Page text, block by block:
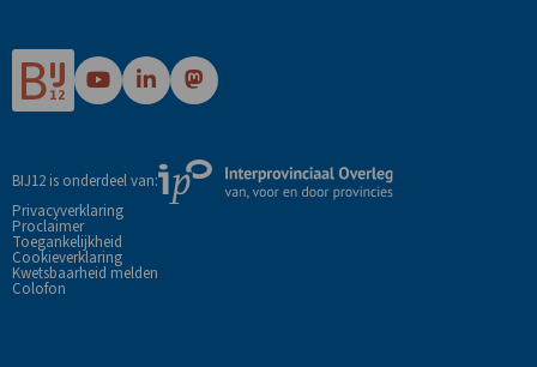
Ga
naar
pagina
Ga
naar
LinkedIn
pagina
Ga
naar
Mastodon
pagina
BIJ12 is onderdeel van:
Externe
link
Privacyverklaring
Proclaimer
Toegankelijkheid
Cookieverklaring
Kwetsbaarheid melden
Colofon